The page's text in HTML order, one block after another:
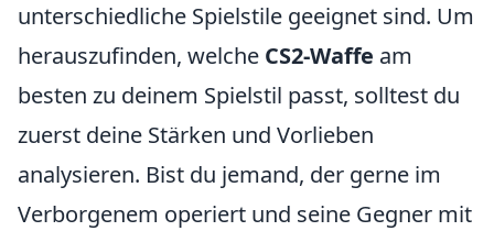
unterschiedliche Spielstile geeignet sind. Um
herauszufinden, welche CS2-Waffe am
besten zu deinem Spielstil passt, solltest du
zuerst deine Stärken und Vorlieben
analysieren. Bist du jemand, der gerne im
Verborgenem operiert und seine Gegner mit